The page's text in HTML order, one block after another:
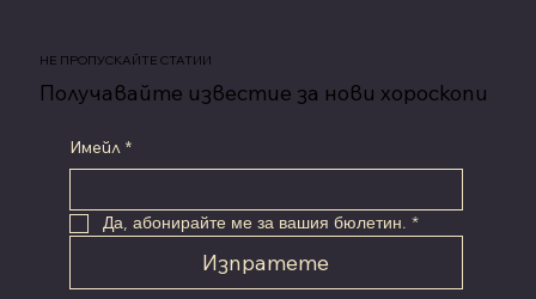
НЕ ПРОПУСКАЙТЕ СТАТИИ
Получавайте известие за нови хороскопи
Имейл *
Да, абонирайте ме за вашия бюлетин. *
Изпратете